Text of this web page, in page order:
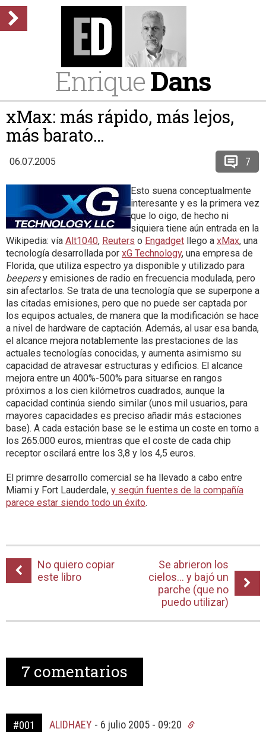
EnriqueDans
xMax: más rápido, más lejos,
más barato…
06.07.2005 7
Esto suena conceptualmente
interesante y es la primera vez
que lo oigo, de hecho ni
siquiera tiene aún entrada en la
Wikipedia: vía Alt1040, Reuters o Engadget llego a xMax, una
tecnología desarrollada por xG Technology, una empresa de
Florida, que utiliza espectro ya disponible y utilizado para
beepersy emisiones de radio en frecuencia modulada, pero
sin afectarlos. Se trata de una tecnología que se superpone a
las citadas emisiones, pero que no puede ser captada por
los equipos actuales, de manera que la modificación se hace
a nivel de hardware de captación. Además, al usar esa banda,
el alcance mejora notablemente las prestaciones de las
actuales tecnologías conocidas, y aumenta asimismo su
capacidad de atravesar estructuras y edificios. El alcance
mejora entre un 400%-500% para situarse en rangos
próximos a los cien kilómetros cuadrados, aunque la
capacidad continúa siendo similar (unos mil usuarios, para
mayores capacidades es preciso añadir más estaciones
base). A cada estación base se le estima un coste en torno a
los 265.000 euros, mientras que el coste de cada chip
receptor oscilará entre los 3,8 y los 4,5 euros.
El primre desarrollo comercial se ha llevado a cabo entre
Miami y Fort Lauderdale, y según fuentes de la compañía
parece estar siendo todo un éxito.
No quiero copiar
este libro
Se abrieron los
cielos… y bajó un
parche (que no
puedo utilizar)
7 comentarios
#001 ALIDHAEY - 6 julio 2005 - 09:20